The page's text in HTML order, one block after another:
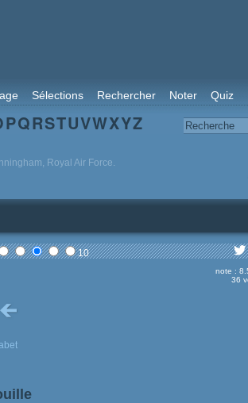
Sélections Rechercher Noter Quiz
PQRSTUVWXYZ
Royal Air Force.
10
note :
36